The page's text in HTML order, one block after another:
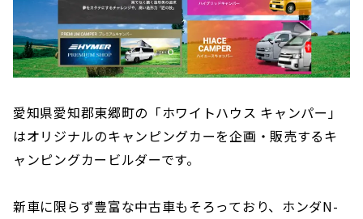
愛知県愛知郡東郷町の「ホワイトハウス キャンパー」
はオリジナルのキャンピングカーを企画・販売するキ
ャンピングカービルダーです。
新車に限らず豊富な中古車もそろっており、ホンダN-